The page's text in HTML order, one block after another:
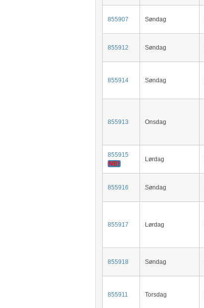
855907 Søndag
855912 Søndag
855914 Søndag
855913 Onsdag
855915
NB!
Lørdag
855916 Søndag
855917 Lørdag
855918 Søndag
855911 Torsdag